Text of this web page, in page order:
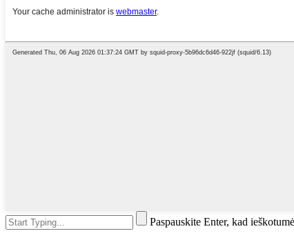
Paspauskite Enter, kad